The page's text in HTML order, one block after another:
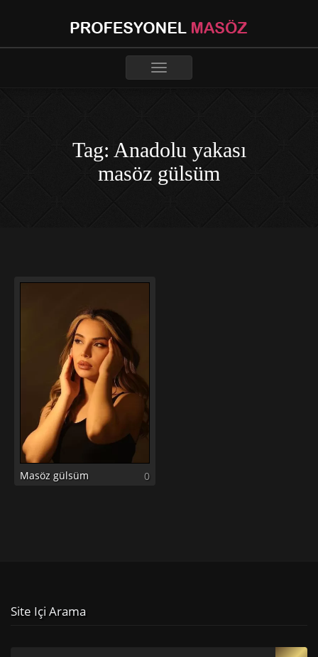
Toggle
Tag: Anadolu yakası
masöz gülsüm
Masöz gülsüm 0
Site Içi Arama